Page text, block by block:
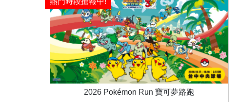
2026 Pokémon Run 寶可夢路跑